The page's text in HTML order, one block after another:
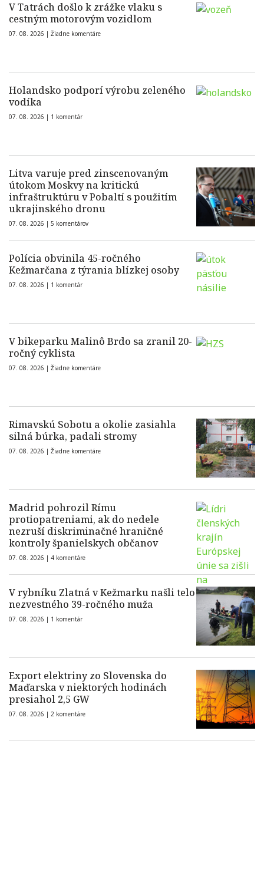
V Tatrách došlo k zrážke vlaku s
cestným motorovým vozidlom
07. 08. 2026 | Žiadne komentáre
Holandsko podporí výrobu zeleného
vodíka
07. 08. 2026 | 1 komentár
Litva varuje pred zinscenovaným
útokom Moskvy na kritickú
infraštruktúru v Pobaltí s použitím
ukrajinského dronu
07. 08. 2026 | 5 komentárov
Polícia obvinila 45-ročného
Kežmarčana z týrania blízkej osoby
07. 08. 2026 | 1 komentár
V bikeparku Malinô Brdo sa zranil 20-
ročný cyklista
07. 08. 2026 | Žiadne komentáre
Rimavskú Sobotu a okolie zasiahla
silná búrka, padali stromy
07. 08. 2026 | Žiadne komentáre
Madrid pohrozil Rímu
protiopatreniami, ak do nedele
nezruší diskriminačné hraničné
kontroly španielskych občanov
07. 08. 2026 | 4 komentáre
V rybníku Zlatná v Kežmarku našli telo
nezvestného 39-ročného muža
07. 08. 2026 | 1 komentár
Export elektriny zo Slovenska do
Maďarska v niektorých hodinách
presiahol 2,5 GW
07. 08. 2026 | 2 komentáre